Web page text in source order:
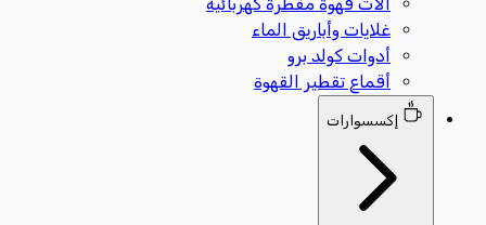
غلايات وأباريق الماء
أدوات كولد برو
أقماع تقطير القهوة
إكسسوارات